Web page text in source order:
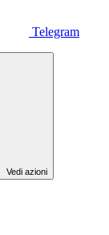
Telegram
Vedi azioni